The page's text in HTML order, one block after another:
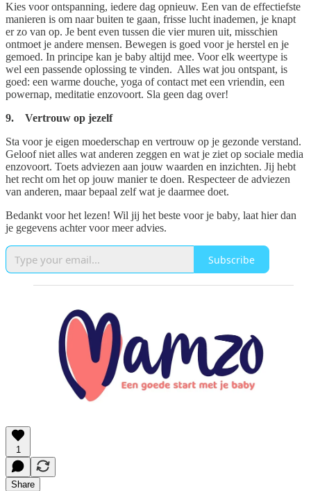
Kies voor ontspanning, iedere dag opnieuw. Een van de effectiefste
manieren is om naar buiten te gaan, frisse lucht inademen, je knapt
er zo van op. Je bent even tussen die vier muren uit, misschien
ontmoet je andere mensen. Bewegen is goed voor je herstel en je
gemoed. In principe kan je baby altijd mee. Voor elk weertype is
wel een passende oplossing te vinden. Alles wat jou ontspant, is
goed: een warme douche, yoga of contact met een vriendin, een
powernap, meditatie enzovoort. Sla geen dag over!
9. Vertrouw op jezelf
Sta voor je eigen moederschap en vertrouw op je gezonde verstand.
Geloof niet alles wat anderen zeggen en wat je ziet op sociale media
enzovoort. Toets adviezen aan jouw waarden en inzichten. Jij hebt
het recht om het op jouw manier te doen. Respecteer de adviezen
van anderen, maar bepaal zelf wat je daarmee doet.
Bedankt voor het lezen! Wil jij het beste voor je baby, laat hier dan
je gegevens achter voor meer advies.
Subscribe
1
Share